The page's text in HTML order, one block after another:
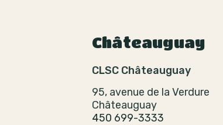
Châteauguay
CLSC Châteauguay
95, avenue de la Verdure
Châteauguay
450 699-3333